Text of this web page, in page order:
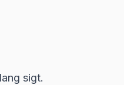
sigt.